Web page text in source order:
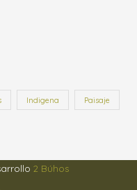
Indigena Paisaje
2 Búhos